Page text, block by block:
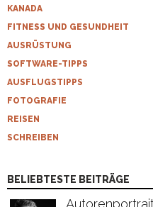
KANADA
FITNESS UND GESUNDHEIT
AUSRÜSTUNG
SOFTWARE-TIPPS
AUSFLUGSTIPPS
FOTOGRAFIE
REISEN
SCHREIBEN
BELIEBTESTE BEITRÄGE